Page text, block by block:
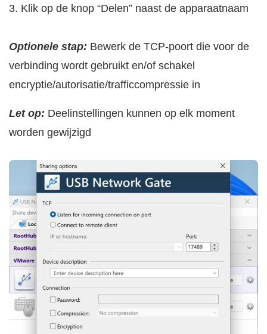
3. Klik op de knop “Delen” naast de apparaatnaam
Optionele stap: Bewerk de TCP-poort die voor de
verbinding wordt gebruikt en/of schakel
encryptie/autorisatie/trafficcompressie in
Let op: Deelinstellingen kunnen op elk moment
worden gewijzigd